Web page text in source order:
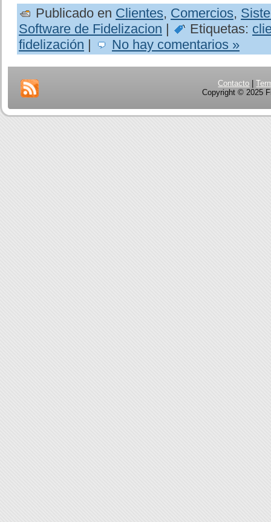
Publicado en Clientes, Comercios,
Software de Fidelizacion | Etiquetas:
fidelización | No hay comentarios »
Contacto |
Copyright © 2025